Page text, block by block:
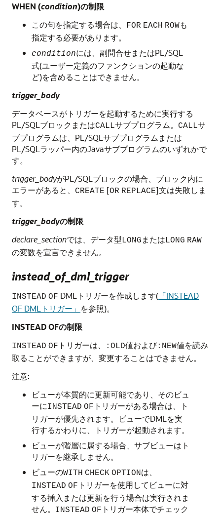
WHEN (condition)の制限
この句を指定する場合は、
FOR EACH ROWも
指定する必要があります。
conditionには、副問合せまたはPL/SQL
式(ユーザー定義のファンクションの起動な
ど)を含めることはできません。
trigger_body
データベースがトリガーを起動するために実行する
PL/SQLブロックまたはCALLサブプログラム。 CALLサ
ブプログラムは、PL/SQLサブプログラムまたは
PL/SQLラッパー内のJavaサブプログラムのいずれかで
す。
trigger_bodyがPL/SQLブロックの場合、ブロック内に
エラーがあると、
CREATE [OR REPLACE]文は失敗しま
す。
trigger_bodyの制限
declare_sectionでは、データ型 LONG または LONG RAW
の変数を宣言できません。
instead_of_dml_trigger
INSTEAD OF DMLトリガーを作成します( 「INSTEAD
OF DMLトリガー」 を参照)。
INSTEAD OFの制限
INSTEAD OF トリガーは、 :OLD値および:NEW値を読み
取ることができますが、変更することはできません。
注意:
ビューが本質的に更新可能であり、そのビュ
ーにINSTEAD OF トリガーがある場合は、ト
リガーが優先されます。ビューでDMLを実
行するかわりに、トリガーが起動されます。
ビューが階層に属する場合、サブビューはト
リガーを継承しません。
ビューのWITH CHECK OPTION は、
INSTEAD OF トリガーを使用してビューに対
する挿入または更新を行う場合は実行されま
せん。
INSTEAD OF トリガー本体でチェック